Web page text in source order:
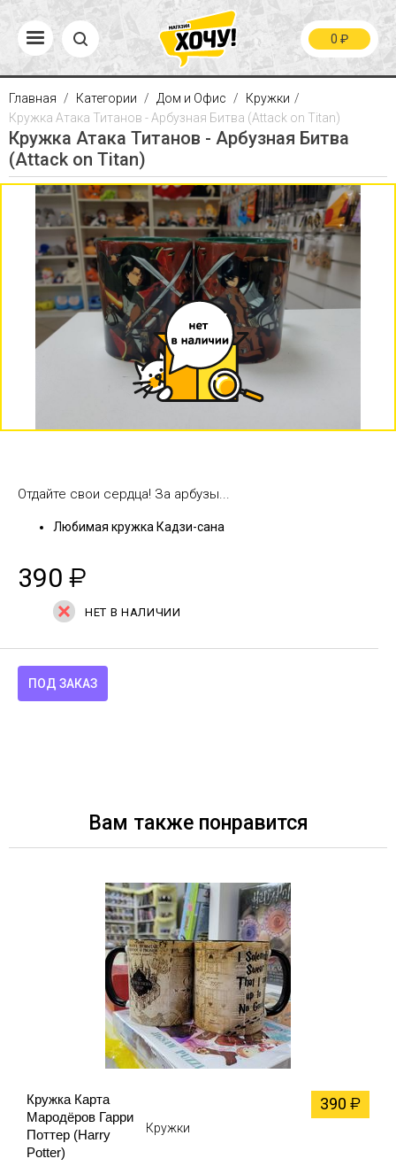
0 ₽
Главная Категории Дом и Офис
Кружки
Кружка Атака Титанов - Арбузная Битва (Attack on Titan)
Кружка Атака Титанов - Арбузная Битва
(Attack on Titan)
Отдайте свои сердца! За арбузы...
Любимая кружка Кадзи-сана
390 ₽
НЕТ В НАЛИЧИИ
ПОД ЗАКАЗ
Вам также понравится
Кружка Карта
Мародёров Гарри
Поттер (Harry
Potter)
390 ₽
Кружки